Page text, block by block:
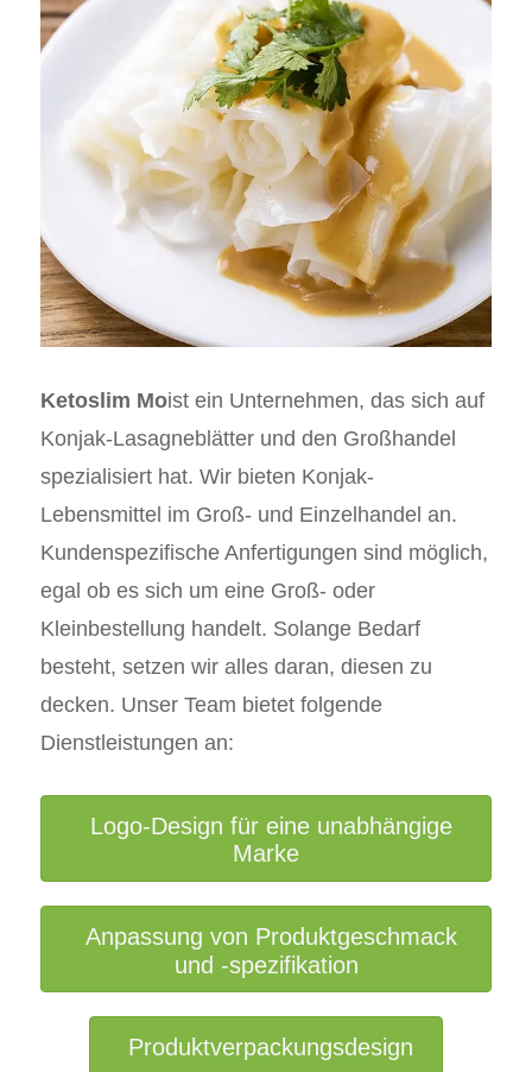
Ketoslim Moist ein Unternehmen, das sich auf
Konjak-Lasagneblätter und den Großhandel
spezialisiert hat. Wir bieten Konjak-
Lebensmittel im Groß- und Einzelhandel an.
Kundenspezifische Anfertigungen sind möglich,
egal ob es sich um eine Groß- oder
Kleinbestellung handelt. Solange Bedarf
besteht, setzen wir alles daran, diesen zu
decken. Unser Team bietet folgende
Dienstleistungen an:
Logo-Design für eine unabhängige
Marke
Anpassung von Produktgeschmack
und -spezifikation
Produktverpackungsdesign